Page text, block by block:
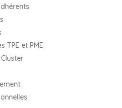
TPE et PME